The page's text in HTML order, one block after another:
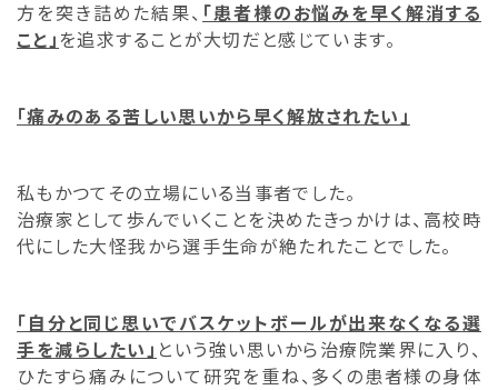
方を突き詰めた結果、 「患者様のお悩みを早く解消する
こと」 を追求することが大切だと感じています。
「痛みのある苦しい思いから早く解放されたい」
私もかつてその立場にいる当事者でした。
治療家として歩んでいくことを決めたきっかけは、高校時
代にした大怪我から選手生命が絶たれたことでした。
「自分と同じ思いでバスケットボールが出来なくなる選
手を減らしたい」 という強い思いから治療院業界に入り、
ひたすら痛みについて研究を重ね、多くの患者様の身体